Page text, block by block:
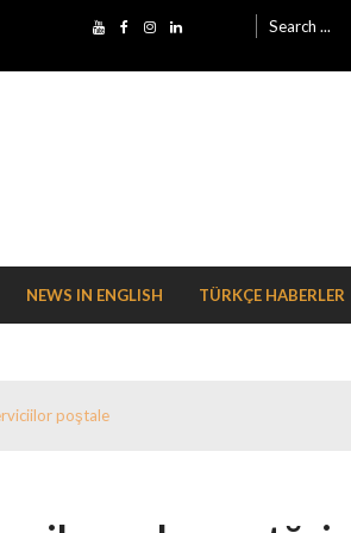
Search for:
NEWS IN ENGLISH TÜRKÇE HABERLER
poştale